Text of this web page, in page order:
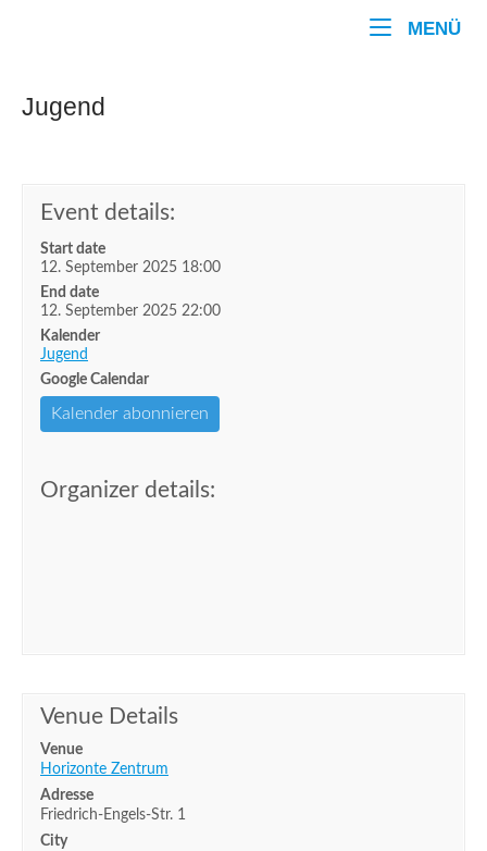
MENÜ
Jugend
Event details:
Start date
12. September 2025 18:00
End date
12. September 2025 22:00
Kalender
Jugend
Google Calendar
Kalender abonnieren
Organizer details:
Venue Details
Venue
Horizonte Zentrum
Adresse
Friedrich-Engels-Str. 1
City